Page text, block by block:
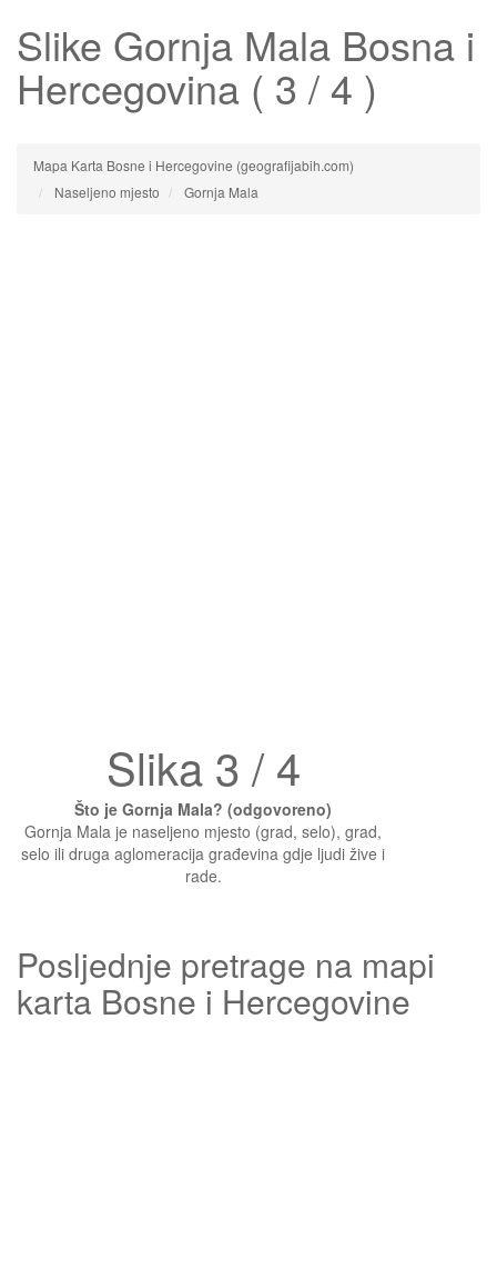
Slike Gornja Mala Bosna i
Hercegovina ( 3 / 4 )
Mapa Karta Bosne i Hercegovine (geografijabih.com)
Naseljeno mjesto
Gornja Mala
Slika 3 / 4
Što je Gornja Mala? (odgovoreno)
Gornja Mala je naseljeno mjesto (grad, selo), grad,
selo ili druga aglomeracija građevina gdje ljudi žive i
rade.
Posljednje pretrage na mapi
karta Bosne i Hercegovine